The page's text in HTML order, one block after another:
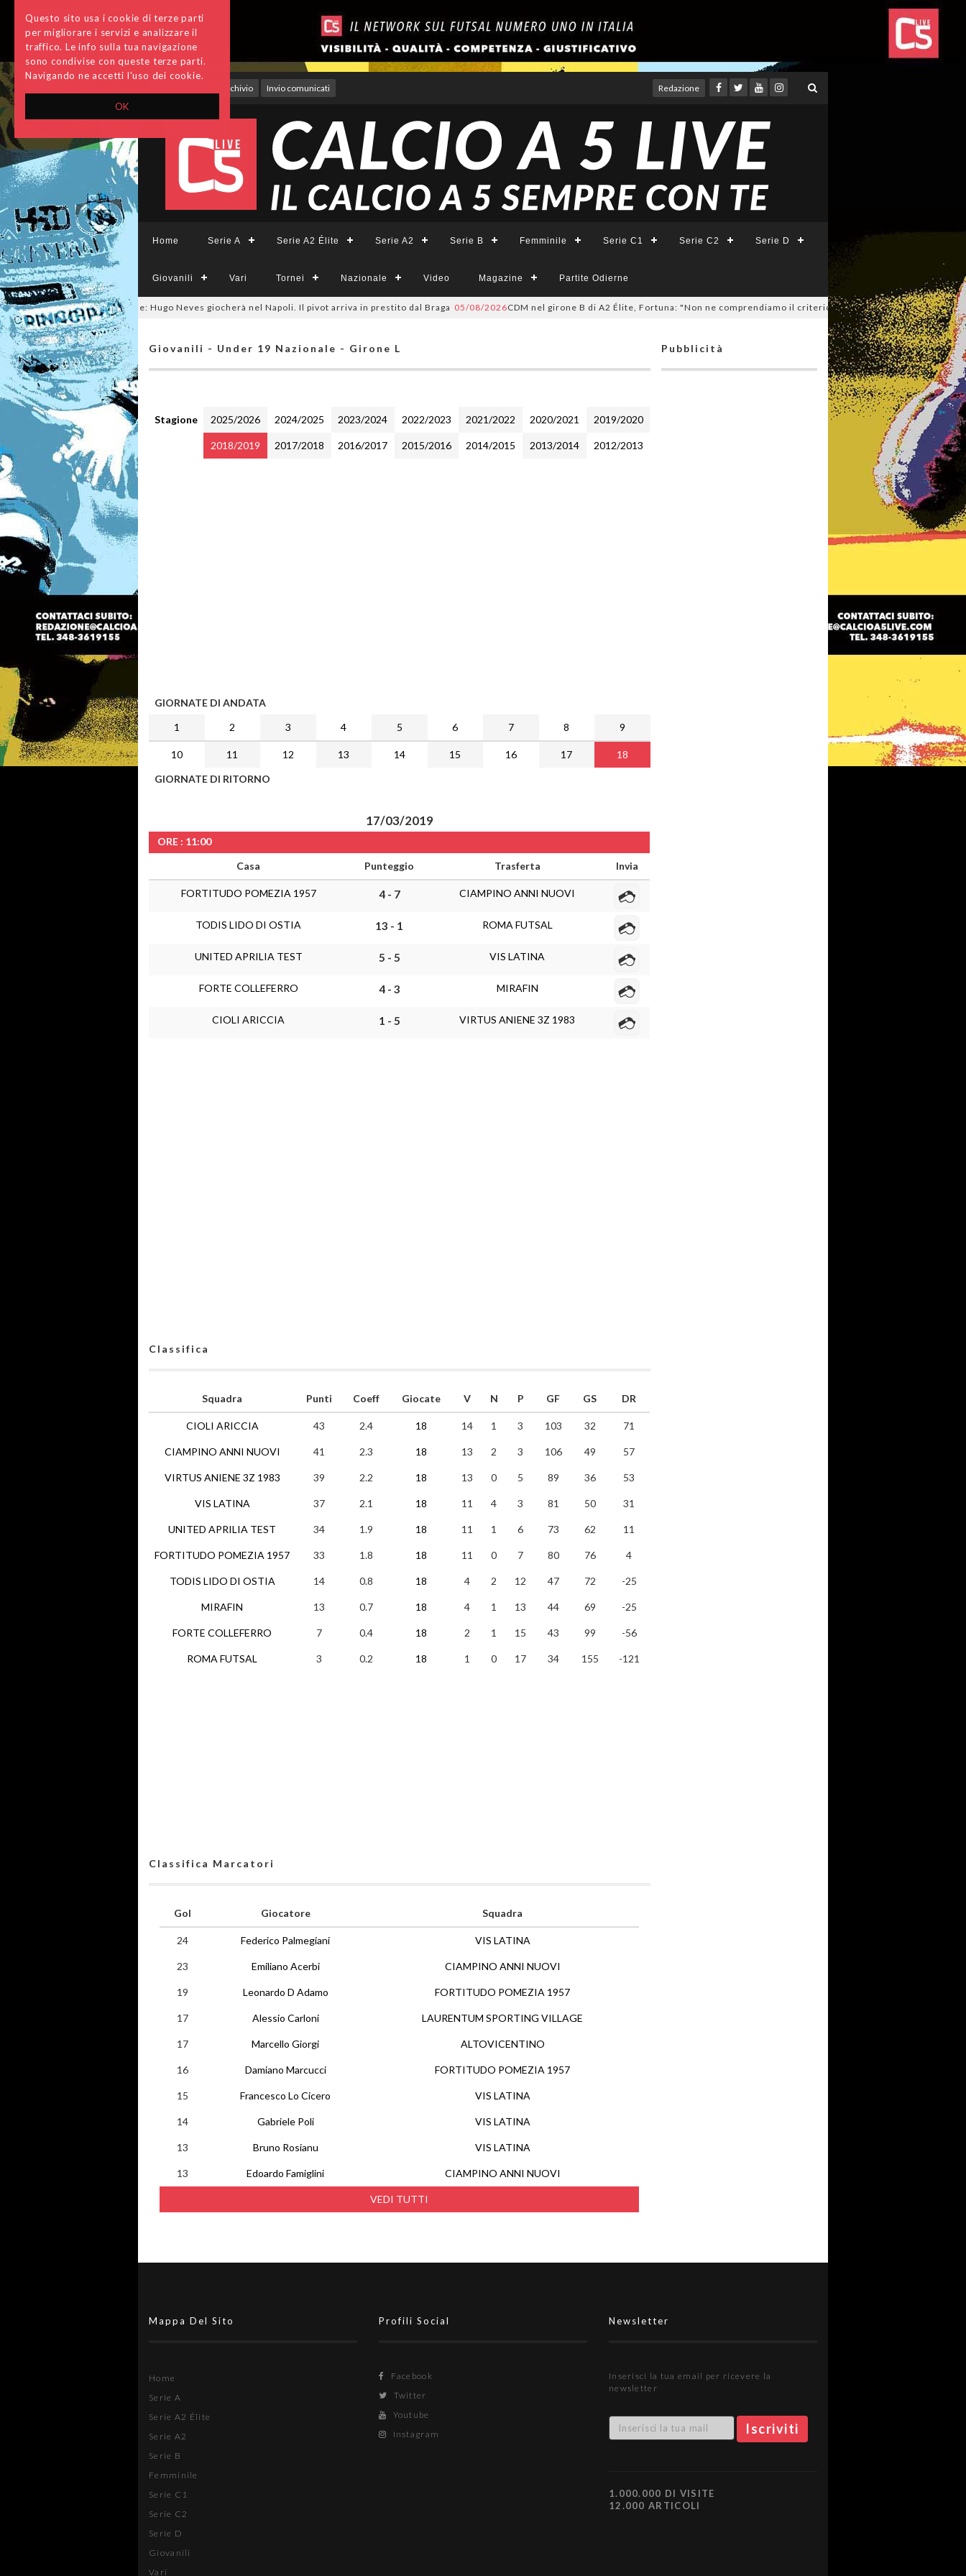
OK
Questo sito usa i cookie di terze parti
per migliorare i servizi e analizzare il
traffico. Le info sulla tua navigazione
sono condivise con queste terze parti.
Navigando ne accetti l'uso dei cookie.
Archivio Invio comunicati Redazione
Home Serie A Serie A2 Élite Serie A2 Serie B Femminile Serie C1 Serie C2 Serie D
Giovanili Vari Tornei Nazionale Video Magazine Partite Odierne
ora è ufficiale: Hugo Neves giocherà nel Napoli. Il pivot arriva in prestito dal Braga 05/08/2026CDM nel girone B di A2 Élite, Fortuna: "Non ne comprendiamo il criterio". E c'è l'ipotesi rinuncia! 04/08/
Giovanili - Under 19 Nazionale - Girone L
Stagione 2025/2026 2024/2025 2023/2024 2022/2023 2021/2022 2020/2021 2019/2020
2018/2019 2017/2018 2016/2017 2015/2016 2014/2015 2013/2014 2012/2013
GIORNATE DI ANDATA
1
2 3 4 5 6 7 8 9
10 11 12 13 14 15 16 17
18
GIORNATE DI RITORNO
17/03/2019
ORE : 11:00
Casa
Punteggio Trasferta Invia
FORTITUDO POMEZIA 1957 4 - 7 CIAMPINO ANNI NUOVI
TODIS LIDO DI OSTIA 13 - 1 ROMA FUTSAL
UNITED APRILIA TEST 5 - 5 VIS LATINA
FORTE COLLEFERRO 4 - 3 MIRAFIN
CIOLI ARICCIA 1 - 5 VIRTUS ANIENE 3Z 1983
Classifica
Squadra
CIOLI ARICCIA
CIAMPINO ANNI NUOVI
VIRTUS ANIENE 3Z 1983
VIS LATINA
UNITED APRILIA TEST
FORTITUDO POMEZIA 1957
TODIS LIDO DI OSTIA
MIRAFIN
FORTE COLLEFERRO
ROMA FUTSAL
Punti Coeff Giocate V N P GF GS DR
43 2.4 18 14 1 3 103 32 71
41 2.3 18 13 2 3 106 49 57
39 2.2 18 13 0 5 89 36 53
37 2.1 18 11 4 3 81 50 31
34 1.9 18 11 1 6 73 62 11
33 1.8 18 11 0 7 80 76 4
14 0.8 18 4 2 12 47 72 -25
13 0.7 18 4 1 13 44 69 -25
7 0.4 18 2 1 15 43 99 -56
3 0.2 18 1 0 17 34 155 -121
Classifica Marcatori
Gol Giocatore Squadra
VEDI TUTTI
24 Federico Palmegiani VIS LATINA
23 Emiliano Acerbi CIAMPINO ANNI NUOVI
19 Leonardo D Adamo FORTITUDO POMEZIA 1957
17 Alessio Carloni LAURENTUM SPORTING VILLAGE
17 Marcello Giorgi ALTOVICENTINO
16 Damiano Marcucci FORTITUDO POMEZIA 1957
15 Francesco Lo Cicero VIS LATINA
14 Gabriele Poli VIS LATINA
13 Bruno Rosianu VIS LATINA
13 Edoardo Famiglini CIAMPINO ANNI NUOVI
Pubblicità
Mappa Del Sito
Home
Serie A
Serie A2 Élite
Serie A2
Serie B
Femminile
Serie C1
Serie C2
Serie D
Giovanili
Vari
Profili Social
Facebook
Twitter
Youtube
Instagram
Newsletter
Inserisci la tua email per ricevere la
newsletter
1.000.000 DI VISITE
12.000 ARTICOLI